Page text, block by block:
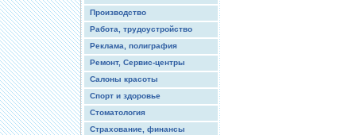
Производство
Работа, трудоустройство
Реклама, полиграфия
Ремонт, Сервис-центры
Салоны красоты
Спорт и здоровье
Стоматология
Страхование, финансы